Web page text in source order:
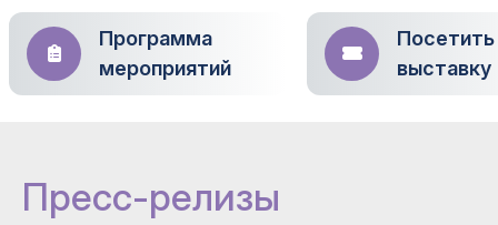
Программа
мероприятий
Посетить
выставку
Пресс-релизы